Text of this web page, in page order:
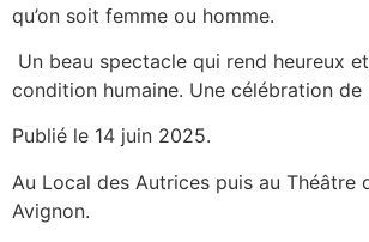
qu’on soit femme ou homme.
Un beau spectacle qui rend heureux
condition humaine. Une célébration de
Publié le 14 juin 2025.
Au Local des Autrices puis au Théâtre
Avignon.